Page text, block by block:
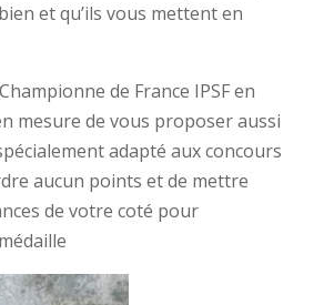
et qu’ils vous mettent en
de France IPSF en
mesure de vous proposer aussi
adapté aux concours
aucun points et de mettre
de votre coté pour